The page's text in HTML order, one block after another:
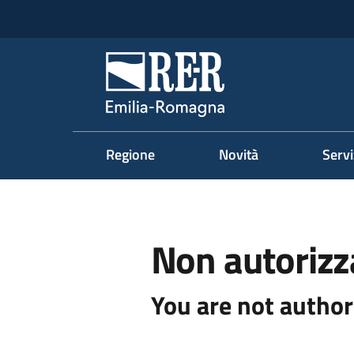
Regione Emilia-
Regione Novità
Non
You are not